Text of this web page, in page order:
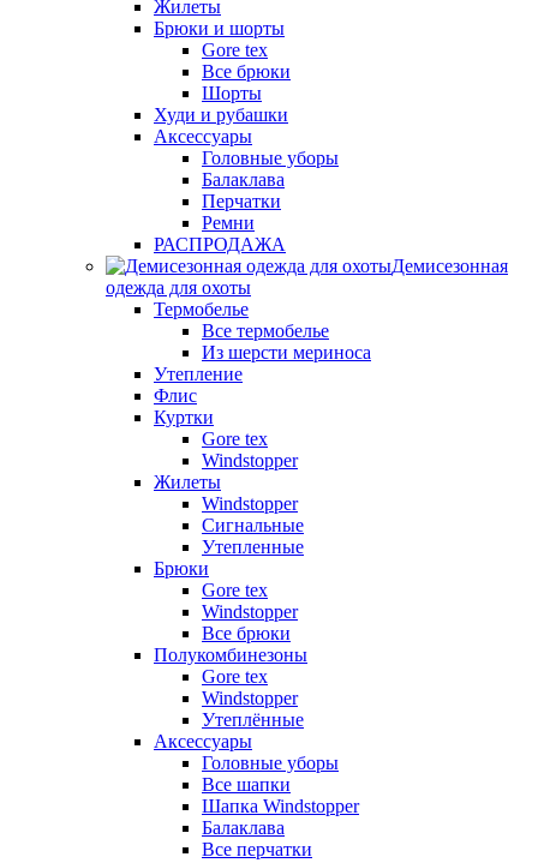
Жилеты
Брюки и шорты
Gore tex
Все брюки
Шорты
Худи и рубашки
Аксессуары
Головные уборы
Балаклава
Перчатки
Ремни
РАСПРОДАЖА
Демисезонная
одежда для охоты
Термобелье
Все термобелье
Из шерсти мериноса
Утепление
Флис
Куртки
Gore tex
Windstopper
Жилеты
Windstopper
Сигнальные
Утепленные
Брюки
Gore tex
Windstopper
Все брюки
Полукомбинезоны
Gore tex
Windstopper
Утеплённые
Аксессуары
Головные уборы
Все шапки
Шапка Windstopper
Балаклава
Все перчатки